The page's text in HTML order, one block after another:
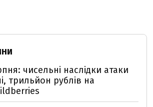
чисельні наслідки атаки
трильйон рублів на